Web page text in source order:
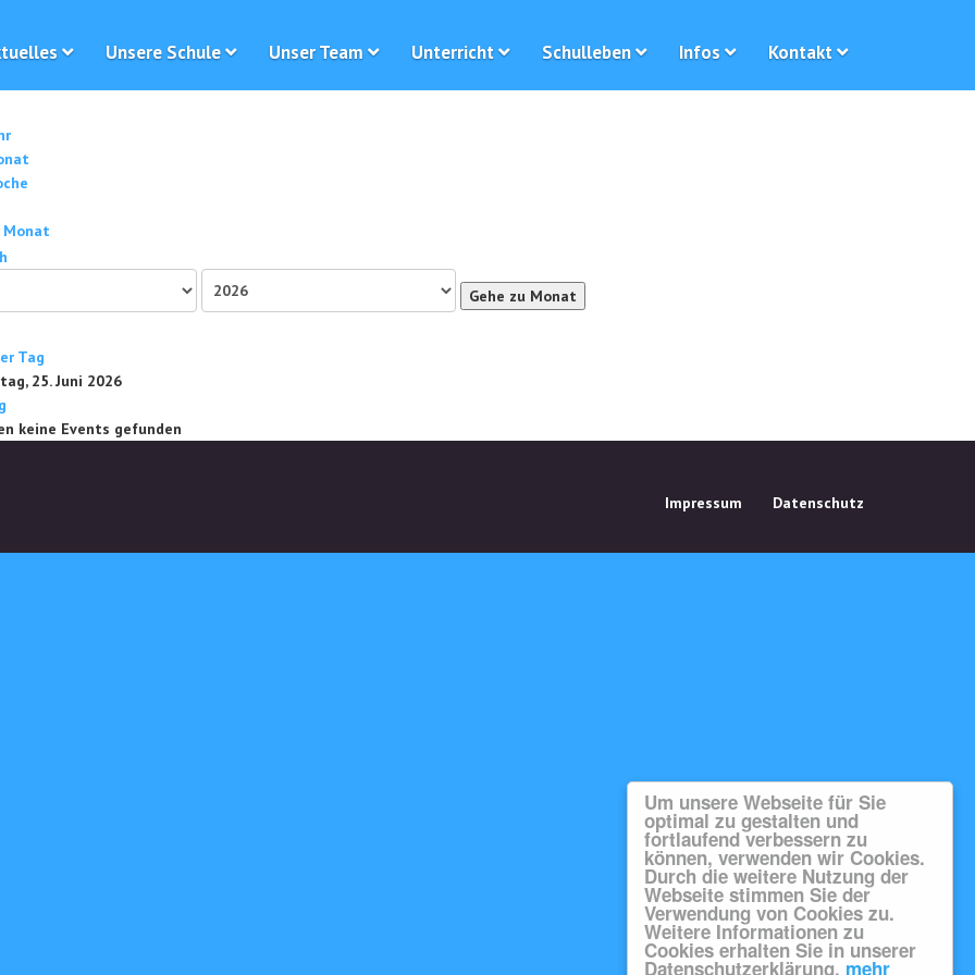
Um unsere Webseite für Sie
optimal zu gestalten und
fortlaufend verbessern zu
können, verwenden wir Cookies.
Durch die weitere Nutzung der
Webseite stimmen Sie der
Verwendung von Cookies zu.
Weitere Informationen zu
Cookies erhalten Sie in unserer
Datenschutzerklärung. mehr
Unsere Schule Unser Team Unterricht Schulleben Infos Kontakt
Monat
Gehe zu Monat
Tag
25. Juni 2026
keine Events gefunden
Impressum Datenschutz